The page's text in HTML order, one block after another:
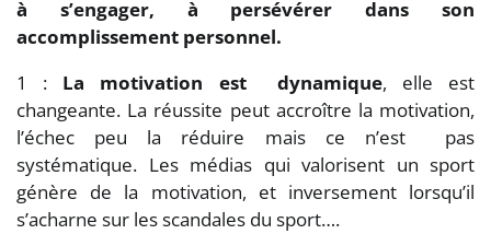
à s’engager, à persévérer dans son
accomplissement personnel.
1 : La motivation est dynamique, elle est
changeante. La réussite peut accroître la motivation,
l’échec peu la réduire mais ce n’est pas
systématique. Les médias qui valorisent un sport
génère de la motivation, et inversement lorsqu’il
s’acharne sur les scandales du sport….